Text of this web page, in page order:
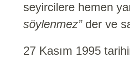
seyircilere hemen
söylenmez”der ve
27 Kasım 1995